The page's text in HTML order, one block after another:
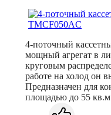
4-поточный
мощный агрегат в
круговым
работе на холод он
Предназначен для
площадью до 55